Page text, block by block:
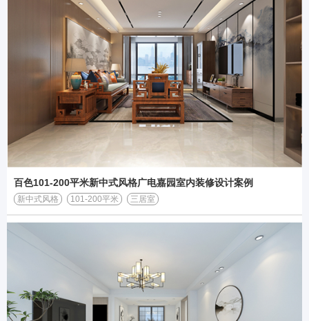
百色101-200平米新中式风格广电嘉园室内装修设计案例
新中式风格 101-200平米 三居室